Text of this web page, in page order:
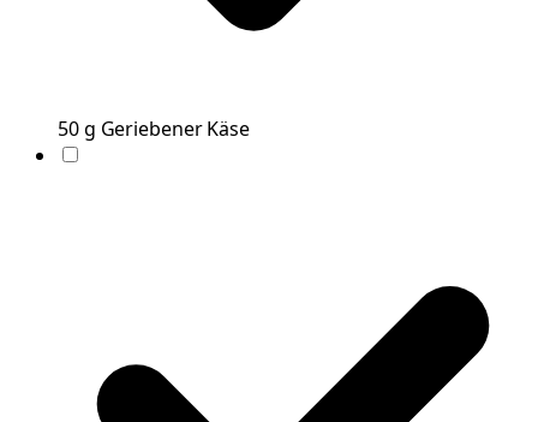
50g Geriebener Käse